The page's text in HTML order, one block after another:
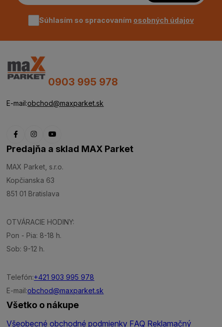
Súhlasím so spracovaním osobných údajov
0903 995 978
E-mail:obchod@maxparket.sk
Predajňa a sklad MAX Parket
MAX Parket, s.r.o.
Kopčianska 63
851 01 Bratislava
OTVÁRACIE HODINY:
Pon - Pia: 8-18 h.
Sob: 9-12 h.
Telefón:+421 903 995 978
E-mail:obchod@maxparket.sk
Všetko o nákupe
Všeobecné obchodné podmienky FAQ Reklamačný